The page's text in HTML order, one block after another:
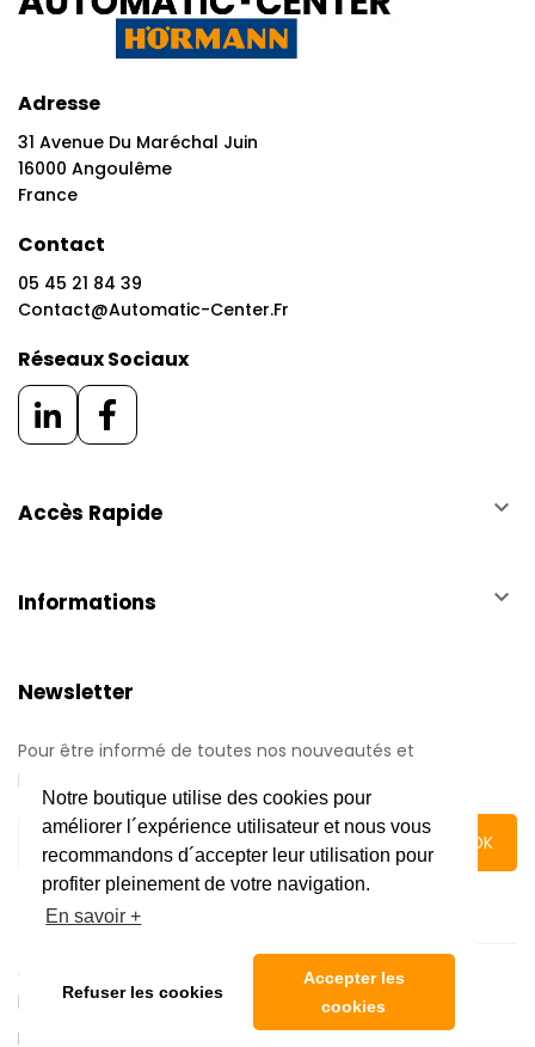
Notre boutique utilise des cookies pour
améliorer l´expérience utilisateur et nous vous
recommandons d´accepter leur utilisation pour
profiter pleinement de votre navigation.
En savoir +
Refuser les cookies
Accepter les
cookies
Adresse
31 Avenue Du Maréchal Juin
16000 Angoulême
France
Contact
05 45 21 84 39
Contact@automatic-Center.fr
Réseaux Sociaux
Accès Rapide keyboard_arrow_down
Informations keyboard_arrow_down
Newsletter
Pour être informé de toutes nos nouveautés et
promotions.
Copyright © 2020 Automatic Center | Tous droits réservés
|
Mentions légales
Réalisé par l' Agence web 16h33